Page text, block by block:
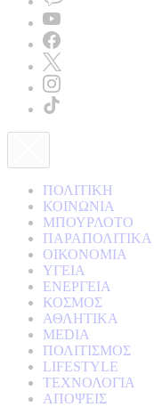
ΠΟΛΙΤΙΚΗ
ΚΟΙΝΩΝΙΑ
ΜΠΟΥΡΛΟΤΟ
ΠΑΡΑΠΟΛΙΤΙΚΑ
ΟΙΚΟΝΟΜΙΑ
ΥΓΕΙΑ
ΕΝΕΡΓΕΙΑ
ΚΟΣΜΟΣ
ΑΘΛΗΤΙΚΑ
MEDIA
ΠΟΛΙΤΙΣΜΟΣ
LIFESTYLE
ΤΕΧΝΟΛΟΓΙΑ
ΑΠΟΨΕΙΣ